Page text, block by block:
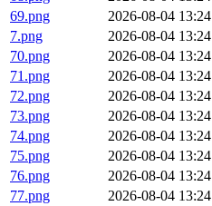
69.png
2026-08-04 13:24
7.png
2026-08-04 13:24
70.png
2026-08-04 13:24
71.png
2026-08-04 13:24
72.png
2026-08-04 13:24
73.png
2026-08-04 13:24
74.png
2026-08-04 13:24
75.png
2026-08-04 13:24
76.png
2026-08-04 13:24
77.png
2026-08-04 13:24